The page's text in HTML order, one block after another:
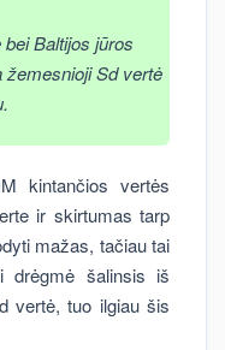
Baltijos jūros
Sd vertė
kintančios vertės
ir skirtumas tarp
mažas, tačiau tai
drėgmė šalinsis iš
vertė, tuo ilgiau šis